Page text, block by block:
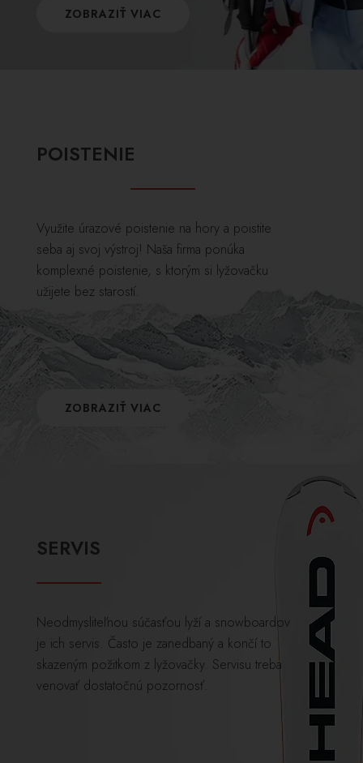
ZOBRAZIŤ VIAC
POISTENIE
Využite úrazové poistenie na hory a poistite
seba aj svoj výstroj! Naša firma ponúka
komplexné poistenie, s ktorým si lyžovačku
užijete bez starostí.
ZOBRAZIŤ VIAC
SERVIS
Neodmysliteľnou súčasťou lyží a snowboardov
je ich servis. Často je zanedbaný a končí to
skazeným požitkom z lyžovačky. Servisu treba
venovať dostatočnú pozornosť.